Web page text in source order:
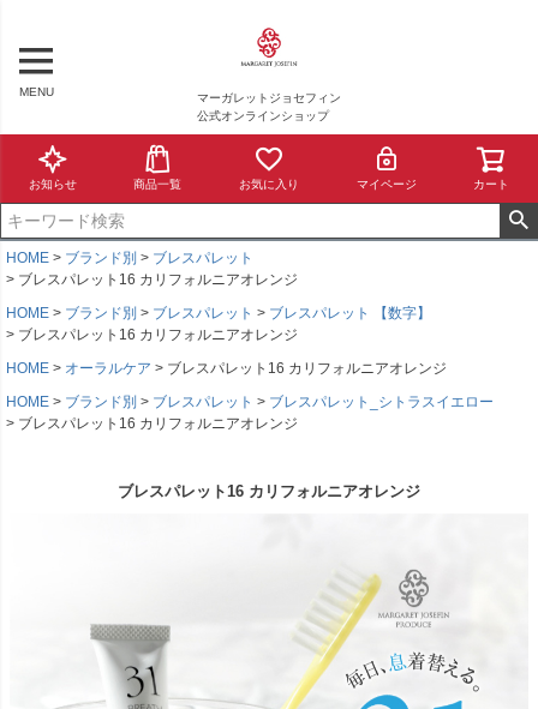
MENU
マーガレットジョセフィン
公式オンラインショップ
お知らせ 商品一覧 お気に入り マイページ カート
HOME ブランド別
ブレスパレット
ブレスパレット16 カリフォルニアオレンジ
HOME
ブランド別 ブレスパレット
ブレスパレット 【数字】
ブレスパレット16 カリフォルニアオレンジ
HOME
オーラルケア
ブレスパレット16 カリフォルニアオレンジ
HOME
ブランド別 ブレスパレット
ブレスパレット_シトラスイエロー
ブレスパレット16 カリフォルニアオレンジ
ブレスパレット16 カリフォルニアオレンジ